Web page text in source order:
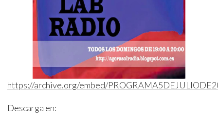
https://archive.org/embed/
Descarga en: